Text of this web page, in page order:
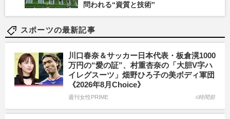
問われる“資質と技術”
スポーツの最新記事
川口春奈＆サッカー日本代表・板倉滉1000
万円の“愛の証”、村重杏奈の「大胆V字ハ
イレグスーツ」畑野ひろ子の美ボディ軍団
《2026年8月Choice》
週刊女性PRIME 6時間前